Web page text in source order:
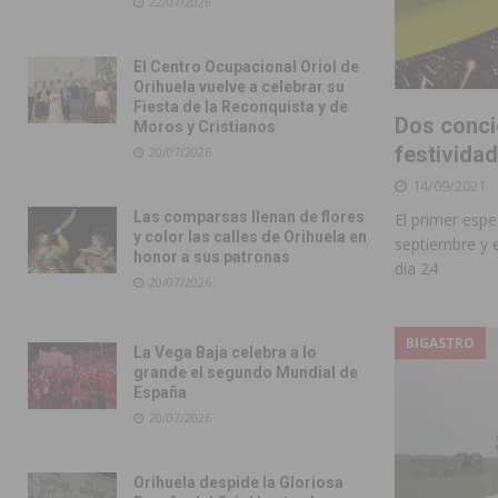
Dos
14/09/2021
El primer
septiembre y
día 24
BIGASTRO
El Centro Ocupacional Oriol de
Orihuela vuelve a celebrar su
Fiesta de la Reconquista y de
Moros y Cristianos
20/07/2026
Las comparsas llenan de flores
y color las calles de Orihuela en
honor a sus patronas
20/07/2026
La Vega Baja celebra a lo
grande el segundo Mundial de
España
20/07/2026
Orihuela despide la Gloriosa